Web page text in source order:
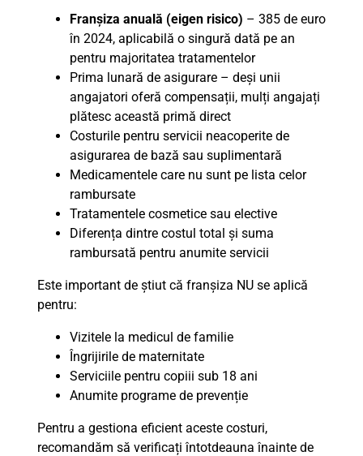
Franșiza anuală (eigen risico) – 385 de euro
în 2024, aplicabilă o singură dată pe an
pentru majoritatea tratamentelor
Prima lunară de asigurare – deși unii
angajatori oferă compensații, mulți angajați
plătesc această primă direct
Costurile pentru servicii neacoperite de
asigurarea de bază sau suplimentară
Medicamentele care nu sunt pe lista celor
rambursate
Tratamentele cosmetice sau elective
Diferența dintre costul total și suma
rambursată pentru anumite servicii
Este important de știut că franșiza NU se aplică
pentru:
Vizitele la medicul de familie
Îngrijirile de maternitate
Serviciile pentru copiii sub 18 ani
Anumite programe de prevenție
Pentru a gestiona eficient aceste costuri,
recomandăm să verificați întotdeauna înainte de